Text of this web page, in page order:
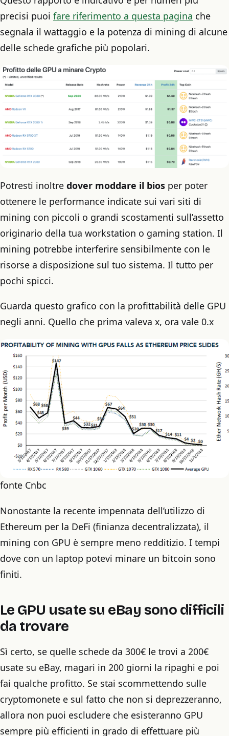
precisi puoi fare riferimento a questa pagina che
segnala il wattaggio e la potenza di mining di alcune
delle schede grafiche più popolari.
Potresti inoltre dover moddare il bios per poter
ottenere le performance indicate sui vari siti di
mining con piccoli o grandi scostamenti sull’assetto
originario della tua workstation o gaming station. Il
mining potrebbe interferire sensibilmente con le
risorse a disposizione sul tuo sistema. Il tutto per
pochi spicci.
Guarda questo grafico con la profittabilità delle GPU
negli anni. Quello che prima valeva x, ora vale 0.x
fonte Cnbc
Nonostante la recente impennata dell’utilizzo di
Ethereum per la DeFi (finianza decentralizzata), il
mining con GPU è sempre meno redditizio. I tempi
dove con un laptop potevi minare un bitcoin sono
finiti.
Le GPU usate su eBay sono difficili
da trovare
Sì certo, se quelle schede da 300€ le trovi a 200€
usate su eBay, magari in 200 giorni la ripaghi e poi
fai qualche profitto. Se stai scommettendo sulle
cryptomonete e sul fatto che non si deprezzeranno,
allora non puoi escludere che esisteranno GPU
sempre più efficienti in grado di effettuare più